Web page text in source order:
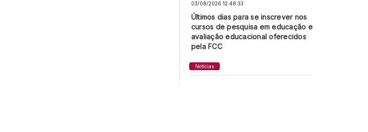
03/08/2026 12:48:33
Últimos dias para se inscrever nos
cursos de pesquisa em educação e
avaliação educacional oferecidos
pela FCC
Notícias